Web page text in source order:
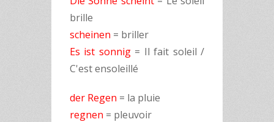
brille
scheinen = briller
Es ist sonnig= Il fait soleil /
C'est ensoleillé
der Regen = la pluie
regnen = pleuvoir